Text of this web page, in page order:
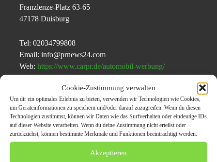
Cookie-Zustimmung verwalten
Um dir ein optimales Erlebnis zu bieten, verwenden wir Technologien wie Cookies,
um Geräteinformationen zu speichern und/oder darauf zuzugreifen. Wenn du diesen
Technologien zustimmst, können wir Daten wie das Surfverhalten oder eindeutige IDs
auf dieser Website verarbeiten. Wenn du deine Zustimmung nicht erteilst oder
zurückziehst, können bestimmte Merkmale und Funktionen beeinträchtigt werden.
Akzeptieren
Franzlenze-Platz 63-65
47178 Duisburg
Tel: 02034799808
Email: info@prnews24.com
Web: https://www.carpr.de/automobil-werbung/
Pressemeld
ung
veröffentlic
Online
Presseverte
iler
Werbung für Autohandel